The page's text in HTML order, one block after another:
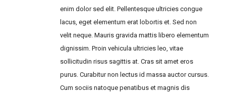
enim dolor sed elit. Pellentesque ultricies congue
lacus, eget elementum erat lobortis et. Sed non
velit neque. Mauris gravida mattis libero elementum
dignissim. Proin vehicula ultricies leo, vitae
sollicitudin risus sagittis at. Cras sit amet eros
purus. Curabitur non lectus id massa auctor cursus.
Cum sociis natoque penatibus et magnis dis